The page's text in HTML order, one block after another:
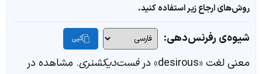
روش‌های ارجاع زیر استفاده کنید.
شیوه‌ی رفرنس‌دهی: کپی
معنی لغت «desirous» در فست‌دیکشنری. مشاهده در